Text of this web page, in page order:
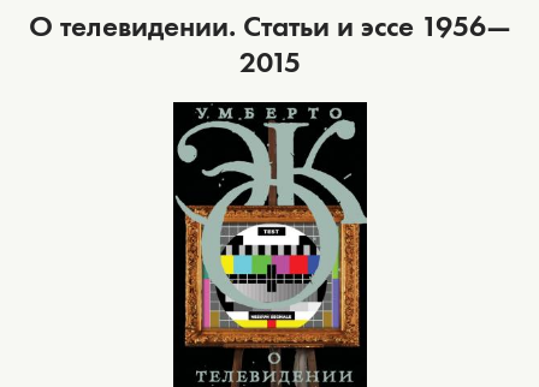
О телевидении. Статьи и эссе 1956—
2015